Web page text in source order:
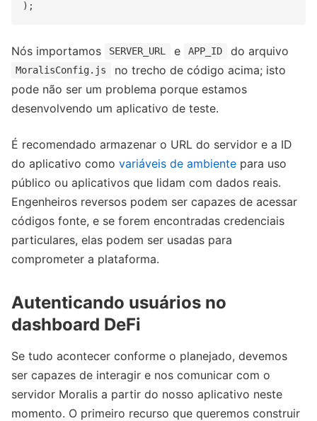
Nós importamos SERVER_URL e APP_ID do arquivo
MoralisConfig.js
no trecho de código acima; isto
pode não ser um problema porque estamos
desenvolvendo um aplicativo de teste.
É recomendado armazenar o URL do servidor e a ID
do aplicativo como variáveis de ambiente para uso
público ou aplicativos que lidam com dados reais.
Engenheiros reversos podem ser capazes de acessar
códigos fonte, e se forem encontradas credenciais
particulares, elas podem ser usadas para
comprometer a plataforma.
Autenticando usuários no
dashboard DeFi
Se tudo acontecer conforme o planejado, devemos
ser capazes de interagir e nos comunicar com o
servidor Moralis a partir do nosso aplicativo neste
momento. O primeiro recurso que queremos construir